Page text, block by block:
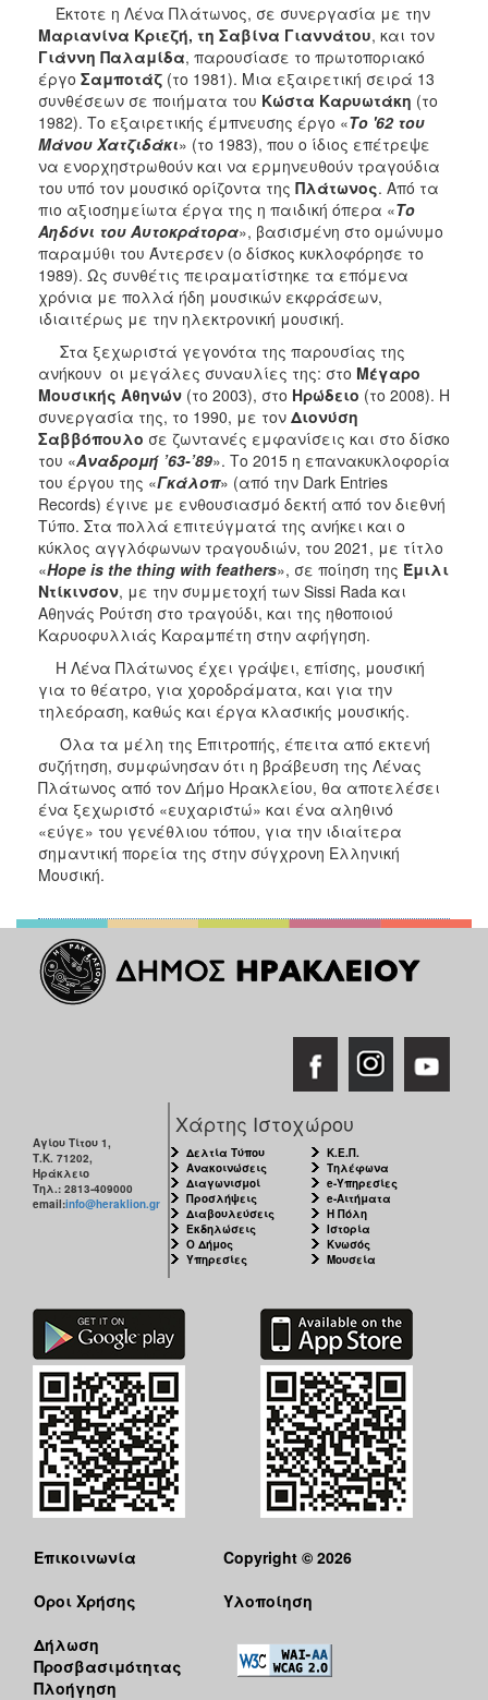
Έκτοτε η Λένα Πλάτωνος, σε συνεργασία με την
Μαριανίνα Κριεζή, τη Σαβίνα Γιαννάτου, και τον
Γιάννη Παλαμίδα, παρουσίασε το πρωτοποριακό
έργο Σαμποτάζ (το 1981). Μια εξαιρετική σειρά 13
συνθέσεων σε ποιήματα του Κώστα Καρυωτάκη (το
1982). Το εξαιρετικής έμπνευσης έργο «Το '62 του
Μάνου Χατζιδάκι» (το 1983), που ο ίδιος επέτρεψε
να ενορχηστρωθούν και να ερμηνευθούν τραγούδια
του υπό τον μουσικό ορίζοντα της Πλάτωνος. Από τα
πιο αξιοσημείωτα έργα της η παιδική όπερα «Το
Αηδόνι του Αυτοκράτορα», βασισμένη στο ομώνυμο
παραμύθι του Άντερσεν (ο δίσκος κυκλοφόρησε το
1989). Ως συνθέτις πειραματίστηκε τα επόμενα
χρόνια με πολλά ήδη μουσικών εκφράσεων,
ιδιαιτέρως με την ηλεκτρονική μουσική.
Στα ξεχωριστά γεγονότα της παρουσίας της
ανήκουν οι μεγάλες συναυλίες της: στο Μέγαρο
Μουσικής Αθηνών (το 2003), στο Ηρώδειο (το 2008). Η
συνεργασία της, το 1990, με τον Διονύση
Σαββόπουλο σε ζωντανές εμφανίσεις και στο δίσκο
του «Αναδρομή ’63-’89». Το 2015 η επανακυκλοφορία
του έργου της «Γκάλοπ» (από την Dark Entries
Records) έγινε με ενθουσιασμό δεκτή από τον διεθνή
Τύπο. Στα πολλά επιτεύγματά της ανήκει και ο
κύκλος αγγλόφωνων τραγουδιών, του 2021, με τίτλο
«Hope is the thing with feathers», σε ποίηση της Έμιλι
Ντίκινσον, με την συμμετοχή των Sissi Rada και
Αθηνάς Ρούτση στο τραγούδι, και της ηθοποιού
Καρυοφυλλιάς Καραμπέτη στην αφήγηση.
Η Λένα Πλάτωνος έχει γράψει, επίσης, μουσική
για το θέατρο, για χοροδράματα, και για την
τηλεόραση, καθώς και έργα κλασικής μουσικής.
Όλα τα μέλη της Επιτροπής, έπειτα από εκτενή
συζήτηση, συμφώνησαν ότι η βράβευση της Λένας
Πλάτωνος από τον Δήμο Ηρακλείου, θα αποτελέσει
ένα ξεχωριστό «ευχαριστώ» και ένα αληθινό
«εύγε» του γενέθλιου τόπου, για την ιδιαίτερα
σημαντική πορεία της στην σύγχρονη Ελληνική
Μουσική.
Αγίου Τίτου 1,
Τ.Κ. 71202,
Ηράκλειο
Τηλ.: 2813-409000
email:info@heraklion.gr
Χάρτης Ιστοχώρου
Δελτία Τύπου
Ανακοινώσεις
Διαγωνισμοί
Προσλήψεις
Διαβουλεύσεις
Εκδηλώσεις
Ο Δήμος
Υπηρεσίες
Κ.Ε.Π.
Τηλέφωνα
e-Υπηρεσίες
e-Αιτήματα
Η Πόλη
Ιστορία
Κνωσός
Μουσεία
Επικοινωνία
Όροι Χρήσης
Δήλωση
Προσβασιμότητας
Πλοήγηση
Copyright © 2026
Υλοποίηση